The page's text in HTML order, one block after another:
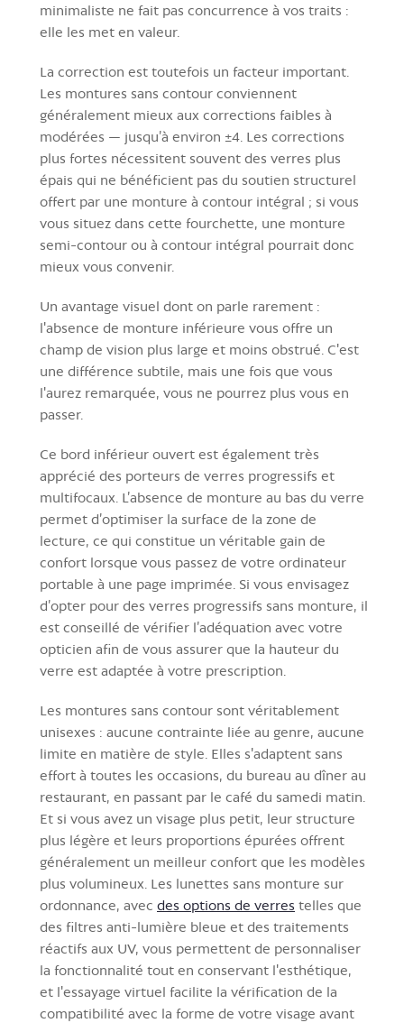
minimaliste ne fait pas concurrence à vos traits :
elle les met en valeur.
La correction est toutefois un facteur important.
Les montures sans contour conviennent
généralement mieux aux corrections faibles à
modérées — jusqu’à environ ±4. Les corrections
plus fortes nécessitent souvent des verres plus
épais qui ne bénéficient pas du soutien structurel
offert par une monture à contour intégral ; si vous
vous situez dans cette fourchette, une monture
semi-contour ou à contour intégral pourrait donc
mieux vous convenir.
Un avantage visuel dont on parle rarement :
l'absence de monture inférieure vous offre un
champ de vision plus large et moins obstrué. C'est
une différence subtile, mais une fois que vous
l'aurez remarquée, vous ne pourrez plus vous en
passer.
Ce bord inférieur ouvert est également très
apprécié des porteurs de verres progressifs et
multifocaux. L’absence de monture au bas du verre
permet d’optimiser la surface de la zone de
lecture, ce qui constitue un véritable gain de
confort lorsque vous passez de votre ordinateur
portable à une page imprimée. Si vous envisagez
d’opter pour des verres progressifs sans monture, il
est conseillé de vérifier l’adéquation avec votre
opticien afin de vous assurer que la hauteur du
verre est adaptée à votre prescription.
Les montures sans contour sont véritablement
unisexes : aucune contrainte liée au genre, aucune
limite en matière de style. Elles s'adaptent sans
effort à toutes les occasions, du bureau au dîner au
restaurant, en passant par le café du samedi matin.
Et si vous avez un visage plus petit, leur structure
plus légère et leurs proportions épurées offrent
généralement un meilleur confort que les modèles
plus volumineux. Les lunettes sans monture sur
ordonnance, avec des options de verres telles que
des filtres anti-lumière bleue et des traitements
réactifs aux UV, vous permettent de personnaliser
la fonctionnalité tout en conservant l'esthétique,
et l'essayage virtuel facilite la vérification de la
compatibilité avec la forme de votre visage avant